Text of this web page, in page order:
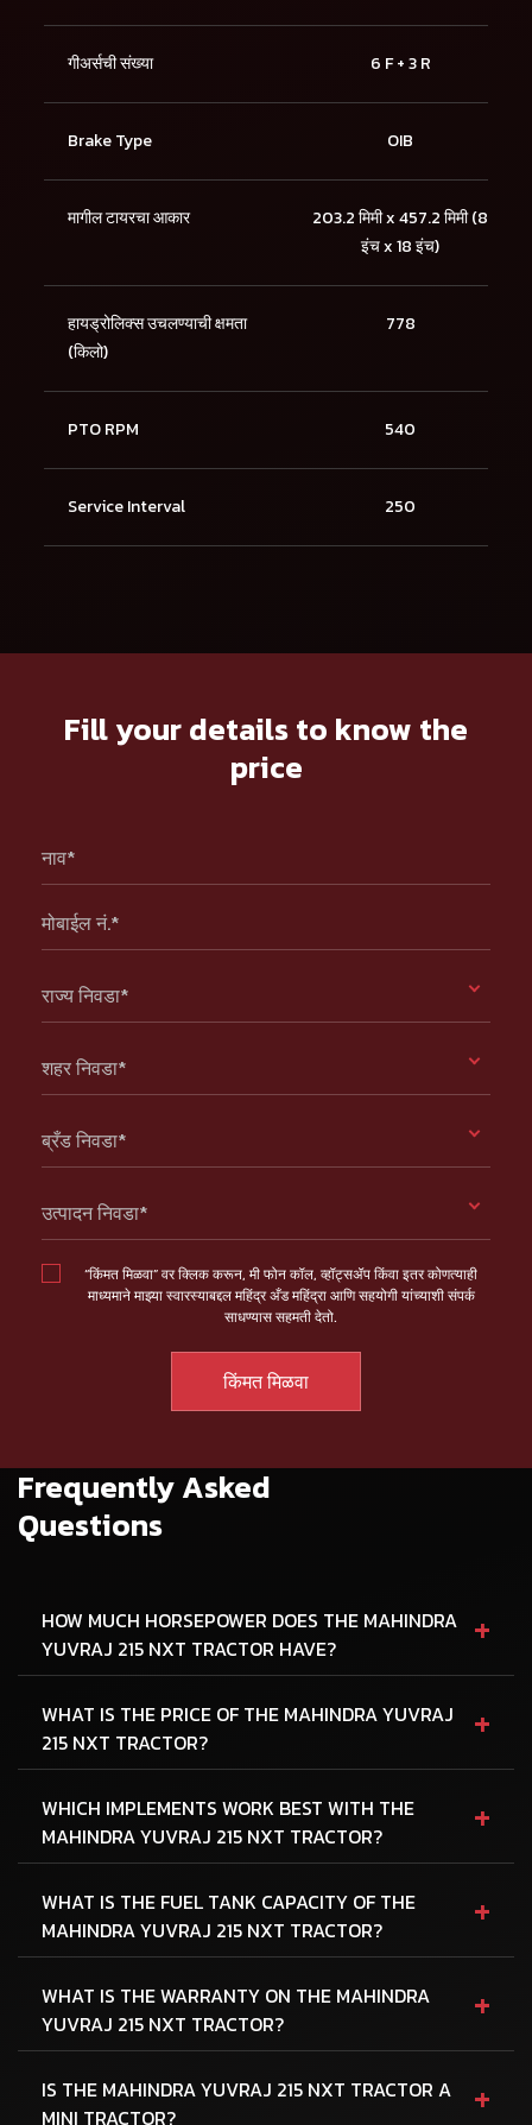
गीअर्सची संख्या 6 F + 3 R
Brake Type OIB
मागील टायरचा आकार
203.2 मिमी x 457.2 मिमी (8
इंच x 18 इंच)
हायड्रोलिक्स उचलण्याची क्षमता
(किलो)
778
PTO RPM 540
Service Interval 250
Fill your details to know the
price
नाव*
मोबाईल नं.*
राज्य निवडा*
शहर निवडा*
ब्रँड निवडा*
उत्पादन निवडा*
“किंमत मिळवा” वर क्लिक करून, मी फोन कॉल, व्हॉट्सॲप किंवा इतर कोणत्याही
माध्यमाने माझ्या स्वारस्याबद्दल महिंद्र अँड महिंद्रा आणि सहयोगी यांच्याशी संपर्क
साधण्यास सहमती देतो.
Frequently Asked
Questions
HOW MUCH HORSEPOWER DOES THE MAHINDRA
YUVRAJ 215 NXT TRACTOR HAVE?
+
WHAT IS THE PRICE OF THE MAHINDRA YUVRAJ
215 NXT TRACTOR?
+
WHICH IMPLEMENTS WORK BEST WITH THE
MAHINDRA YUVRAJ 215 NXT TRACTOR?
+
WHAT IS THE FUEL TANK CAPACITY OF THE
MAHINDRA YUVRAJ 215 NXT TRACTOR?
+
WHAT IS THE WARRANTY ON THE MAHINDRA
YUVRAJ 215 NXT TRACTOR?
+
IS THE MAHINDRA YUVRAJ 215 NXT TRACTOR A
MINI TRACTOR?
+